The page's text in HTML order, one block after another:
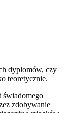
dyplomów, czy
teoretycznie.
świadomego
zdobywanie